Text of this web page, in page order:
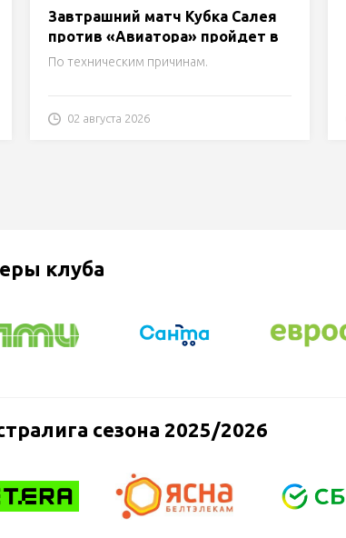
Завтрашний матч Кубка Салея
против «Авиатора» пройдет в
Лиде!
По техническим причинам.
02 августа 2026
клуба
сезона 2025/2026